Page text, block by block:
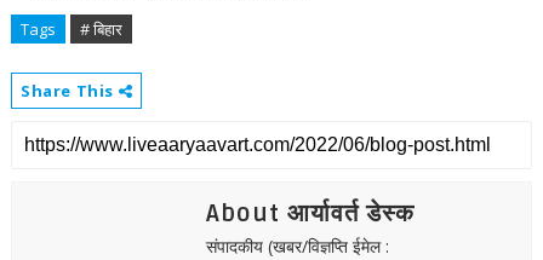
Tags # बिहार
Share This
About आर्यावर्त डेस्क
संपादकीय (खबर/विज्ञप्ति ईमेल :